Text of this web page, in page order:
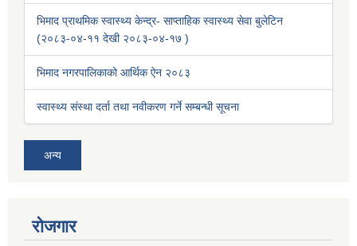
भिमाद प्राथमिक स्वास्थ्य केन्द्र- साप्ताहिक स्वास्थ्य सेवा बुलेटिन
(२०८३-०४-११ देखी २०८३-०४-१७ )
भिमाद नगरपालिकाको आर्थिक ऐन २०८३
स्वास्थ्य संस्था दर्ता तथा नवीकरण गर्ने सम्बन्धी सूचना
अन्य
रोजगार